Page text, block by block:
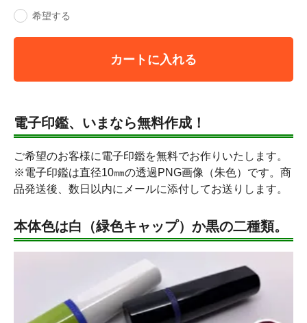
希望する
カートに入れる
電子印鑑、いまなら無料作成！
ご希望のお客様に電子印鑑を無料でお作りいたします。
※電子印鑑は直径10㎜の透過PNG画像（朱色）です。商
品発送後、数日以内にメールに添付してお送りします。
本体色は白（緑色キャップ）か黒の二種類。